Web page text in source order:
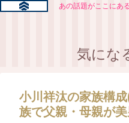
あの話題がここにあ
気にな
小川祥汰の家族構
族で父親・母親が美